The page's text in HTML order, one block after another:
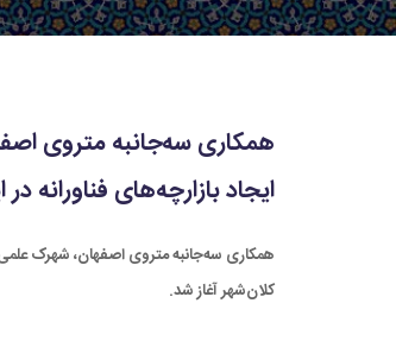
همکاری سه‌جانبه متروی
ایجاد بازارچه‌های فناورانه
همکاری سه‌جانبه متروی اصفهان، شهرک
کلان‌شهر آغاز شد.